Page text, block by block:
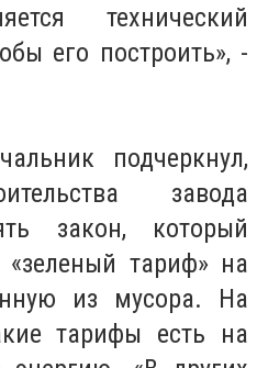
технический
его построить», -
подчеркнул,
завода
закон, который
«зеленый тариф» на
из мусора. На
тарифы есть на